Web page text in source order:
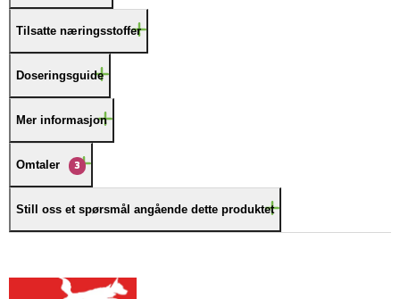
Tilsatte næringsstoffer
Doseringsguide
Mer informasjon
Omtaler 3
Still oss et spørsmål angående dette produktet